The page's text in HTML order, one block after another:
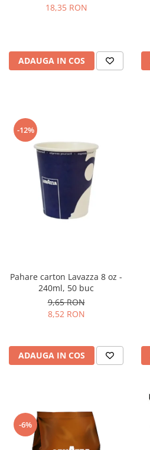
18,35 RON
ADAUGA IN COS
-12%
Pahare carton Lavazza 8 oz -
240ml, 50 buc
9,65 RON
8,52 RON
ADAUGA IN COS
-6%